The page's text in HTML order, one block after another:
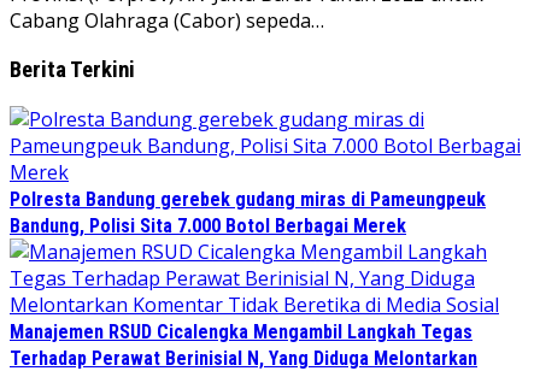
Cabang Olahraga (Cabor) sepeda…
Berita Terkini
Polresta Bandung gerebek gudang miras di Pameungpeuk
Bandung, Polisi Sita 7.000 Botol Berbagai Merek
Manajemen RSUD Cicalengka Mengambil Langkah Tegas
Terhadap Perawat Berinisial N, Yang Diduga Melontarkan